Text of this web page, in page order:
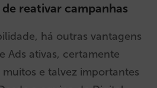
reativar campanhas
há outras vantagens
Ads ativas, certamente
e talvez importantes